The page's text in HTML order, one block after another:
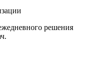
решения